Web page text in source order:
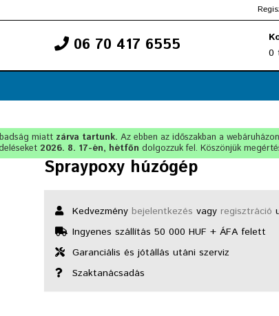
06 70 417 6555
0
miatt zárva tartunk. Az ebben az időszakban a
2026. 8. 17-én, hétfőn dolgozzuk fel. Köszönjük
Spraypoxy húzógép
Kedvezménybejelentkezés vagyregisztráció
Ingyenes szállítás 50 000 HUF + ÁFA felett
Garanciális és jótállás utáni szerviz
Szaktanácsadás